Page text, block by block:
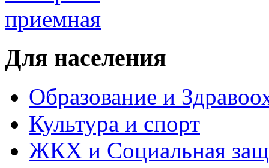
Для населения
Образование и
Культура и спорт
ЖКХ и Социальная